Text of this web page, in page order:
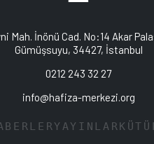
Mah. İnönü Cad. No:14 Akar
Gümüşsuyu, 34427, İstanbul
0212 243 32 27
info@hafiza-merkezi.org
YAYINLAR